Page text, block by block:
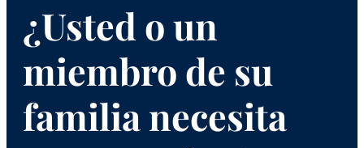
¿Usted o un
miembro de su
familia necesita